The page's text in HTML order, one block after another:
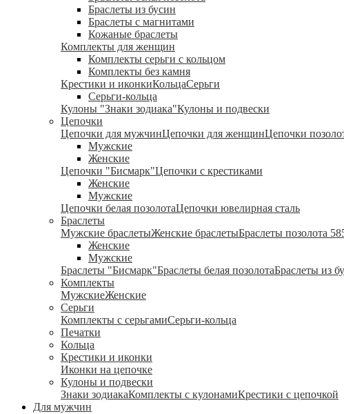
Браслеты из бусин
Браслеты с магнитами
Кожаные браслеты
Комплекты для женщин
Комплекты серьги с кольцом
Комплекты без камня
Крестики и иконкиКольцаСерьги
Серьги-кольца
Кулоны "Знаки зодиака"Кулоны и подвески
Цепочки
Цепочки для мужчинЦепочки для женщинЦепочки
Мужские
Женские
Цепочки "Бисмарк"Цепочки с крестиками
Женские
Мужские
Цепочки белая позолотаЦепочки ювелирная сталь
Браслеты
Мужские браслетыЖенские браслетыБраслеты позолота
Женские
Мужские
Браслеты "Бисмарк"Браслеты белая позолотаБраслеты из
Комплекты
МужскиеЖенские
Серьги
Комплекты с серьгамиСерьги-кольца
Печатки
Кольца
Крестики и иконки
Иконки на цепочке
Кулоны и подвески
Знаки зодиакаКомплекты с кулонамиКрестики с цепочкой
Для мужчин